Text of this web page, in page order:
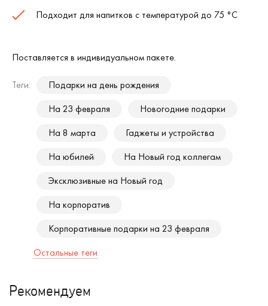
Подходит для напитков с температурой до 75 °C
Поставляется в индивидуальном пакете.
Теги:
Подарки на день рождения
На 23 февраля
Новогодние подарки
На 8 марта
Гаджеты и устройства
На юбилей
На Новый год коллегам
Эксклюзивные на Новый год
На корпоратив
Корпоративные подарки на 23 февраля
Остальные теги
Рекомендуем